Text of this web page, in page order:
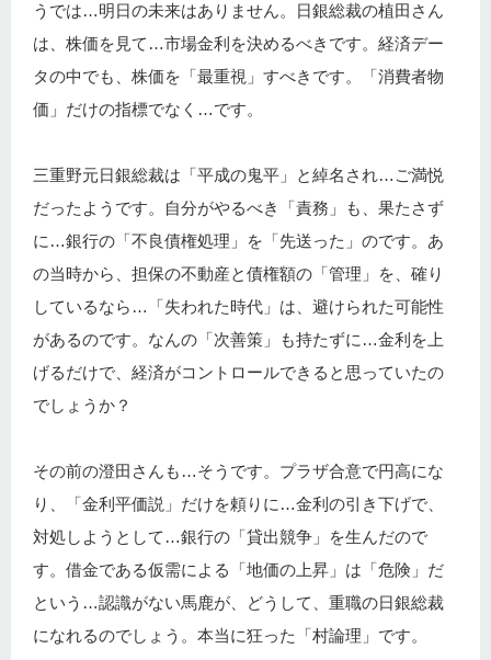
うでは…明日の未来はありません。日銀総裁の植田さん
は、株価を見て…市場金利を決めるべきです。経済デー
タの中でも、株価を「最重視」すべきです。「消費者物
価」だけの指標でなく…です。
三重野元日銀総裁は「平成の鬼平」と綽名され…ご満悦
だったようです。自分がやるべき「責務」も、果たさず
に…銀行の「不良債権処理」を「先送った」のです。あ
の当時から、担保の不動産と債権額の「管理」を、確り
しているなら…「失われた時代」は、避けられた可能性
があるのです。なんの「次善策」も持たずに…金利を上
げるだけで、経済がコントロールできると思っていたの
でしょうか？
その前の澄田さんも…そうです。プラザ合意で円高にな
り、「金利平価説」だけを頼りに…金利の引き下げで、
対処しようとして…銀行の「貸出競争」を生んだので
す。借金である仮需による「地価の上昇」は「危険」だ
という…認識がない馬鹿が、どうして、重職の日銀総裁
になれるのでしょう。本当に狂った「村論理」です。